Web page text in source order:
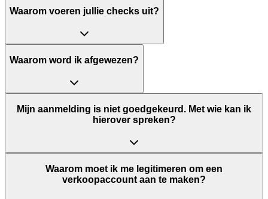
Waarom voeren jullie checks uit?
Waarom word ik afgewezen?
Mijn aanmelding is niet goedgekeurd. Met wie kan ik
hierover spreken?
Waarom moet ik me legitimeren om een
verkoopaccount aan te maken?